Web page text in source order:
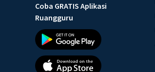
Coba GRATIS Aplikasi
Ruangguru